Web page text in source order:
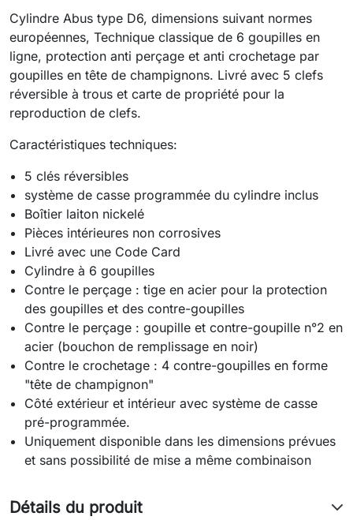
Cylindre Abus type D6, dimensions suivant normes
européennes, Technique classique de 6 goupilles en
ligne, protection anti perçage et anti crochetage par
goupilles en tête de champignons. Livré avec 5 clefs
réversible à trous et carte de propriété pour la
reproduction de clefs.
Caractéristiques techniques:
5 clés réversibles
système de casse programmée du cylindre inclus
Boîtier laiton nickelé
Pièces intérieures non corrosives
Livré avec une Code Card
Cylindre à 6 goupilles
Contre le perçage : tige en acier pour la protection
des goupilles et des contre-goupilles
Contre le perçage : goupille et contre-goupille n°2 en
acier (bouchon de remplissage en noir)
Contre le crochetage : 4 contre-goupilles en forme
"tête de champignon"
Côté extérieur et intérieur avec système de casse
pré-programmée.
Uniquement disponible dans les dimensions prévues
et sans possibilité de mise a même combinaison
Détails du produit